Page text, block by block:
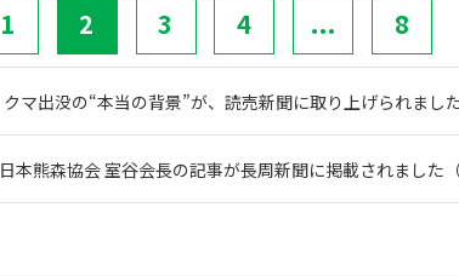
1 2 3 4 ... 8
クマ出没の“本当の背景”が、読売新聞に取り上げられまし
日本熊森協会 室谷会長の記事が長周新聞に掲載されました